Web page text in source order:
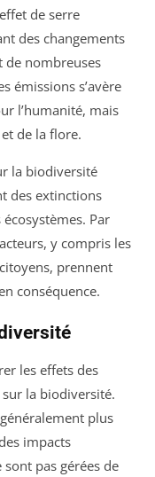
de serre
des changements
de nombreuses
émissions s’avère
l’humanité, mais
de la flore.
la biodiversité
des extinctions
Par
y compris les
prennent
conséquence.
les effets des
la biodiversité.
plus
impacts
pas gérées de